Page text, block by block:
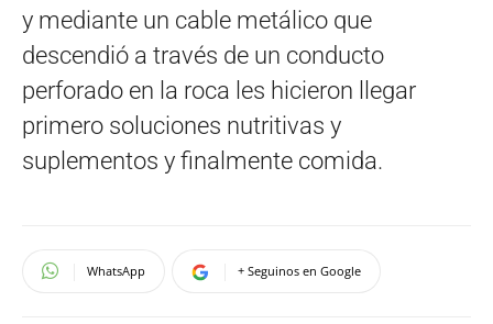
y mediante un cable metálico que
descendió a través de un conducto
perforado en la roca les hicieron llegar
primero soluciones nutritivas y
suplementos y finalmente comida.
WhatsApp + Seguinos en Google